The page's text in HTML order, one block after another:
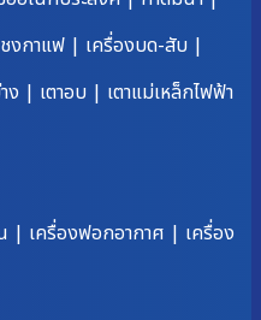
งกาแฟ | เครื่องบด-สับ |
ง | เตาอบ | เตาแม่เหล็กไฟฟ้า
| เครื่องฟอกอากาศ | เครื่อง